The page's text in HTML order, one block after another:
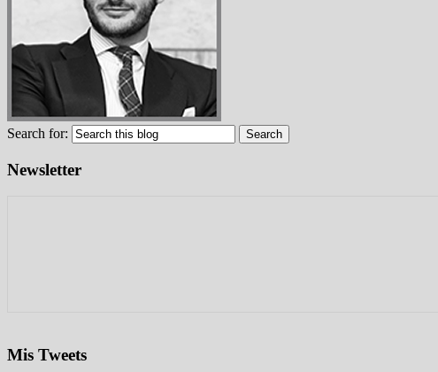
Search for:
Newsletter
Mis Tweets